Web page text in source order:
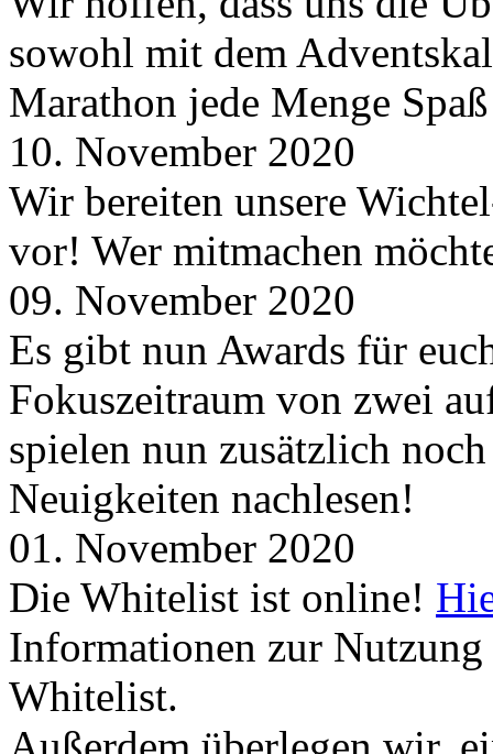
sowohl mit dem
Marathon jede Menge
10. November 2020
Wir bereiten unsere
vor! Wer mitmachen
09. November 2020
Es gibt nun Awards für
Fokuszeitraum von zwei
spielen nun zusätzlich
Neuigkeiten nachlesen!
01. November 2020
Die Whitelist ist online!
Informationen zur
Whitelist.